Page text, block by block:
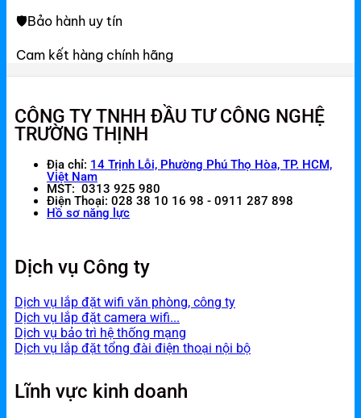
🛡Bảo hành uy tín
Cam kết hàng chính hãng
CÔNG TY TNHH ĐẦU TƯ CÔNG NGHỆ
TRƯỜNG THỊNH
Địa chỉ: 14 Trịnh Lỗi, Phường Phú Thọ Hòa, TP. HCM,
Việt Nam
MST: 0313 925 980
Điện Thoại: 028 38 10 16 98 - 0911 287 898
Hồ sơ năng lực
Dịch vụ Công ty
Dịch vụ lắp đặt wifi văn phòng, công ty
Dịch vụ lắp đặt camera wifi...
Dịch vụ bảo trì hệ thống mạng
Dịch vụ lắp đặt tổng đài điện thoại nội bộ
Lĩnh vực kinh doanh